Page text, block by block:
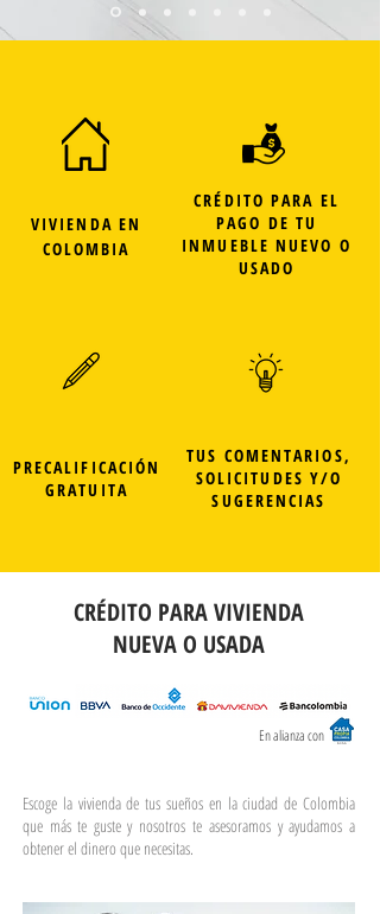
VIVIENDA EN
COLOMBIA
PRECALIFICACIÓN
GRATUITA
CRÉDITO PARA EL
PAGO DE TU
INMUEBLE NUEVO O
USADO
TUS COMENTARIOS,
SOLICITUDES Y/O
SUGERENCIAS
CRÉDITO PARA VIVIENDA
NUEVA O USADA
En alianza con
Escoge la vivienda de tus sueños en la ciudad de Colombia
que más te guste y nosotros te asesoramos y ayudamos a
obtener el dinero que necesitas.